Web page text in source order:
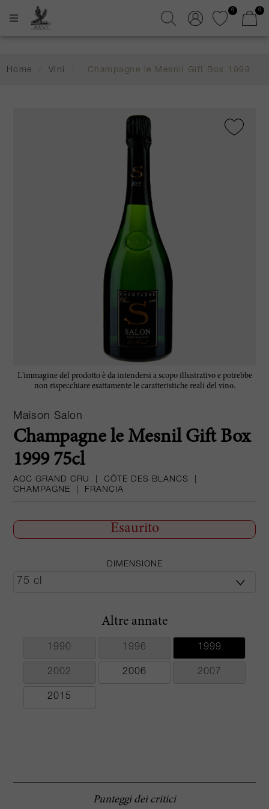
0 0
Home Vini Champagne le Mesnil Gift Box 1999
L'immagine del prodotto è da intendersi a scopo illustrativo e potrebbe
non rispecchiare esattamente le caratteristiche reali del vino.
Maison Salon
Champagne le Mesnil Gift Box
1999 75cl
AOC GRAND CRU CÔTE DES BLANCS
CHAMPAGNE
FRANCIA
Esaurito
DIMENSIONE
Altre annate
1990 1996 1999
2002 2006 2007
2015
Punteggi dei critici